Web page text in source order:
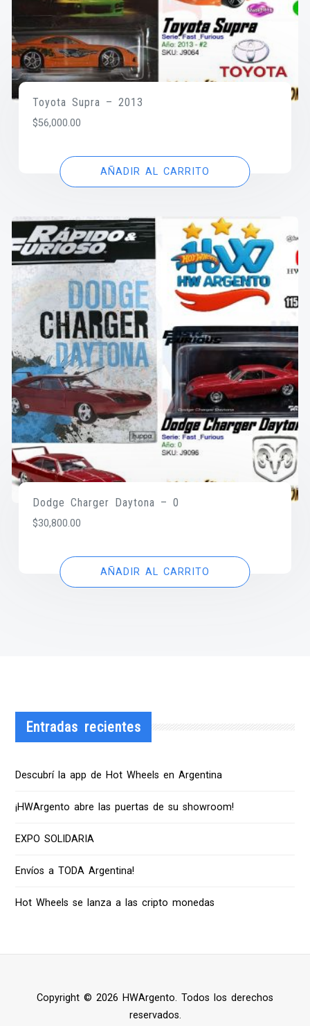
Toyota Supra – 2013
$56,000.00
AÑADIR AL CARRITO
Dodge Charger Daytona – 0
$30,800.00
AÑADIR AL CARRITO
Entradas recientes
Descubrí la app de Hot Wheels en Argentina
¡HWArgento abre las puertas de su showroom!
EXPO SOLIDARIA
Envíos a TODA Argentina!
Hot Wheels se lanza a las cripto monedas
Copyright © 2026 HWArgento. Todos los derechos
reservados.